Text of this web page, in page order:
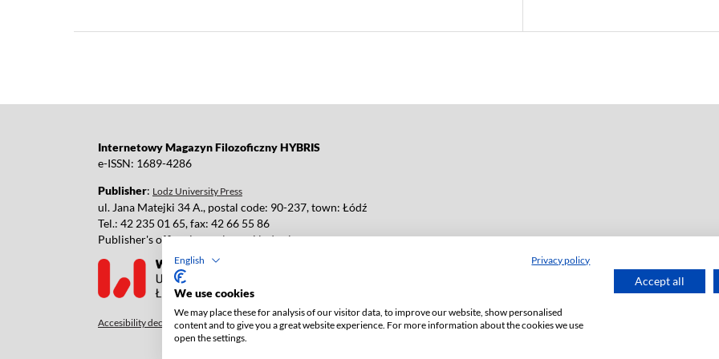
English Privacy policy
We use cookies
We may place these for analysis of our visitor data, to improve our website, show personalised
content and to give you a great website experience. For more information about the cookies we use
open the settings.
Accept all
Internetowy Magazyn Filozoficzny HYBRIS
e-ISSN: 1689-4286
Publisher: Lodz University Press
ul. Jana Matejki 34 A., postal code: 90-237, town: Łódź
Tel.: 42 235 01 65, fax: 42 66 55 86
Publisher's office:journals@uni.lodz.pl
Accesibility declaration